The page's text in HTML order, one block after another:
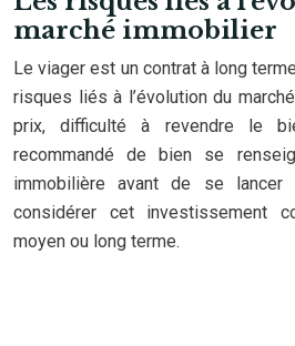
marché immobilier
Le viager est un contrat à long
risques liés à l’évolution du
prix, difficulté à revendre le
recommandé de bien se
immobilière avant de se
considérer cet investissement
moyen ou long terme.